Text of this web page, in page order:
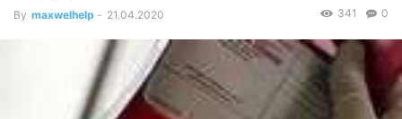
By maxwelhelp - 21.04.2020 0
341